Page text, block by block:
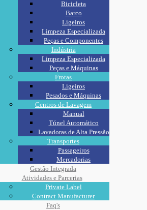
Bicicleta
Barco
Ligeiros
Limpeza Especializada
Peças e Componentes
Indústria
Limpeza Especializada
Peças e Máquinas
Frotas
Ligeiros
Pesados e Máquinas
Centros de Lavagem
Manual
Túnel Automático
Lavadoras de Alta Pressão
Transportes
Passageiros
Mercadorias
Gestão Integrada
Atividades e Parcerias
Private Label
Contract Manufacturer
Faq's